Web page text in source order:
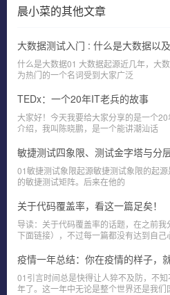
晨小菜的其他文章
大数据测试入门 : 什么是大数据以
什么是大数据01 大数据起源近几年，大
为热门的一个名词受到大家广泛
TEDx：一个20年IT老兵的故事
大家好！今天我要给大家分享的是一个
介绍，我叫陈晓鹏，是一个能讲潮汕话
敏捷测试四象限、测试金字塔与分
01敏捷测试象限起源敏捷测试象限的起
的敏捷测试矩阵。后来在他的
关于代码覆盖率，看这一篇足矣！
导读：关于代码覆盖率的话题，在之前
下面链接），不过每一篇都没有达到自己
疫情一年总结：你在疫情的样子，
01引言时间总是快得让人猝不及防，不
年了。这一年中无论是整个世界还是我们